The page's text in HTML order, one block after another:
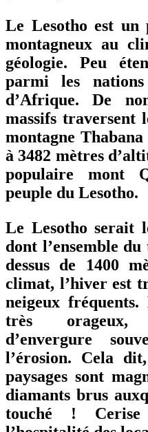
Le Lesotho est un
montagneux au
géologie. Peu
parmi les
d’Afrique. De
massifs traversent
montagne
à 3482 mètres
populaire mont
peuple du Lesotho.
Le Lesotho serait
dont l’ensemble
dessus de 1400
climat, l’hiver est
neigeux
très orageux,
d’envergure
l’érosion. Cela
paysages sont
diamants brus
touché !